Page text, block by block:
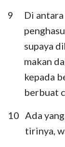
9
Di
supaya
makan
kepada
berbuat
10 Ada
tirinya,